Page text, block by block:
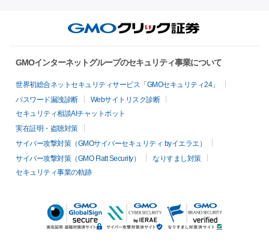
GMOインターネットグループのセキュリティ事業について
世界初総合ネットセキュリティサービス「GMOセキュリティ24」
パスワード漏洩診断
Webサイトリスク診断
セキュリティ相談AIチャットボット
実在証明・盗聴対策
サイバー攻撃対策（GMOサイバーセキュリティ byイエラエ）
サイバー攻撃対策（GMO Flatt Security）
なりすまし対策
セキュリティ事業の軌跡